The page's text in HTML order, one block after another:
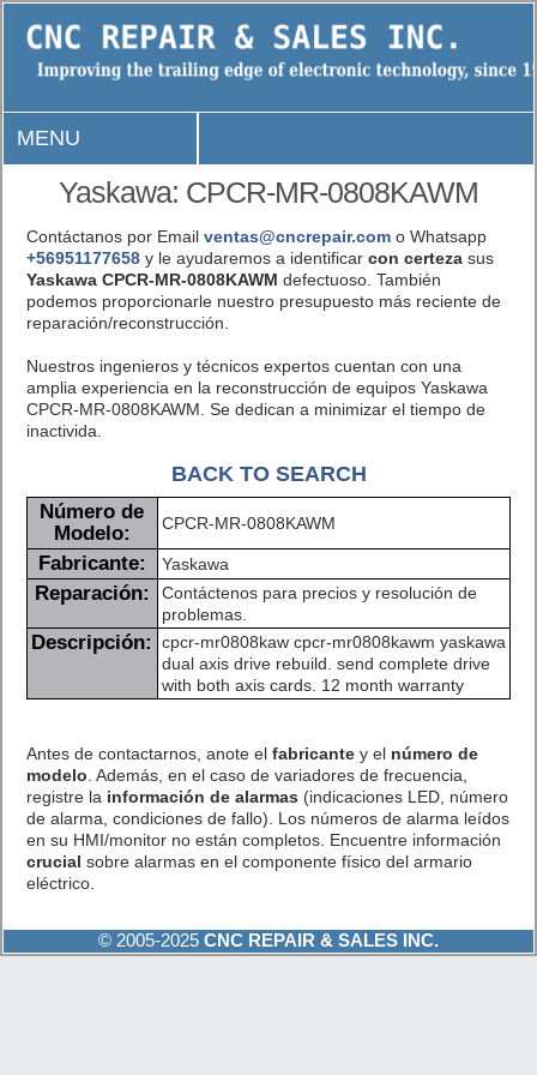
MENU
Yaskawa: CPCR-MR-0808KAWM
Contáctanos por Email ventas@cncrepair.como Whatsapp
+56951177658y le ayudaremos a identificar con certezasus
Yaskawa CPCR-MR-0808KAWM defectuoso. También
podemos proporcionarle nuestro presupuesto más reciente de
reparación/reconstrucción.
Nuestros ingenieros y técnicos expertos cuentan con una
amplia experiencia en la reconstrucción de equipos Yaskawa
CPCR-MR-0808KAWM. Se dedican a minimizar el tiempo de
inactivida.
BACK TO SEARCH
Número de
Modelo:
CPCR-MR-0808KAWM
Fabricante: Yaskawa
Reparación:
Contáctenos para precios y resolución de
problemas.
Descripción:
cpcr-mr0808kaw cpcr-mr0808kawm yaskawa
dual axis drive rebuild. send complete drive
with both axis cards. 12 month warranty
Antes de contactarnos, anote el fabricantey el número de
modelo . Además, en el caso de variadores de frecuencia,
registre la información de alarmas (indicaciones LED, número
de alarma, condiciones de fallo). Los números de alarma leídos
en su HMI/monitor no están completos. Encuentre información
crucial sobre alarmas en el componente físico del armario
eléctrico.
© 2005-2025 CNC REPAIR & SALES INC.